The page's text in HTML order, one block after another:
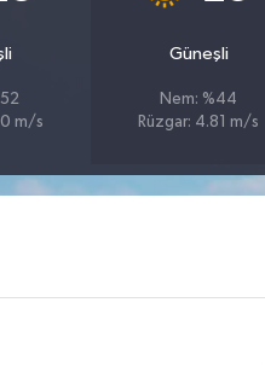
m/s
Güneşli
Nem: %44
Rüzgar: 4.81 m/s